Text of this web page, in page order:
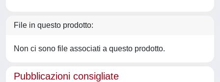
File in questo prodotto:
Non ci sono file associati a questo prodotto.
Pubblicazioni consigliate